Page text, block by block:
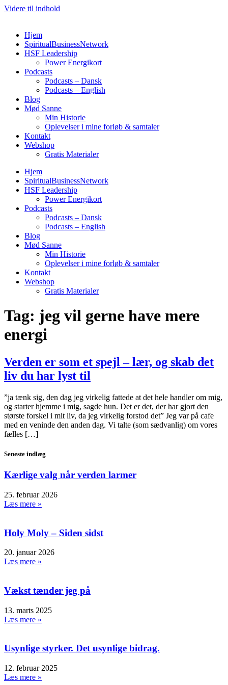
Videre til indhold
Hjem
SpiritualBusinessNetwork
HSF Leadership
Power Energikort
Podcasts
Podcasts – Dansk
Podcasts – English
Blog
Mød Sanne
Min Historie
Oplevelser i mine forløb & samtaler
Kontakt
Webshop
Gratis Materialer
Hjem
SpiritualBusinessNetwork
HSF Leadership
Power Energikort
Podcasts
Podcasts – Dansk
Podcasts – English
Blog
Mød Sanne
Min Historie
Oplevelser i mine forløb & samtaler
Kontakt
Webshop
Gratis Materialer
Tag: jeg vil gerne have mere
energi
Verden er som et spejl – lær, og skab det
liv du har lyst til
”ja tænk sig, den dag jeg virkelig fattede at det hele handler om mig,
og starter hjemme i mig, sagde hun. Det er det, der har gjort den
største forskel i mit liv, da jeg virkelig forstod det” Jeg var på cafe
med en veninde den anden dag. Vi talte (som sædvanlig) om vores
fælles […]
Seneste indlæg
Kærlige valg når verden larmer
25. februar 2026
Læs mere »
Holy Moly – Siden sidst
20. januar 2026
Læs mere »
Vækst tænder jeg på
13. marts 2025
Læs mere »
Usynlige styrker. Det usynlige bidrag.
12. februar 2025
Læs mere »